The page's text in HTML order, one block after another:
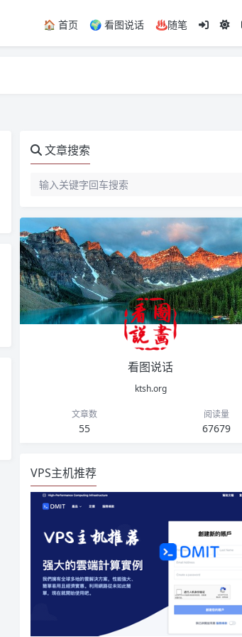
🏠️ 首页 🌍️ 看图说话 ♨️随笔
文章搜索
看图说话
ktsh.org
文章数
55
阅读量
67679
VPS主机推荐